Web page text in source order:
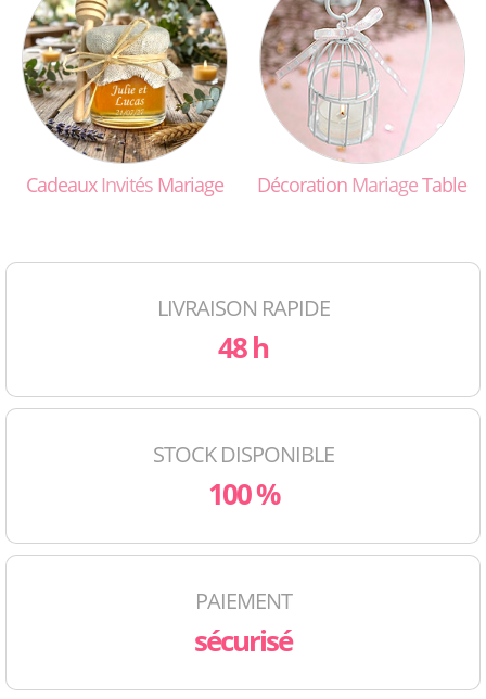
CadeauxInvitésMariage Décoration MariageTable
LIVRAISON RAPIDE
48 h
STOCK DISPONIBLE
100 %
PAIEMENT
sécurisé